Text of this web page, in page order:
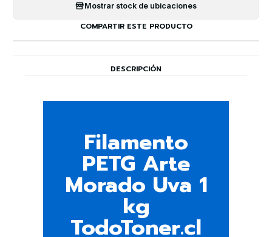
Mostrar stock de ubicaciones
COMPARTIR ESTE PRODUCTO
DESCRIPCIÓN
Filamento
PETG Arte
Morado Uva 1
kg
TodoToner.cl